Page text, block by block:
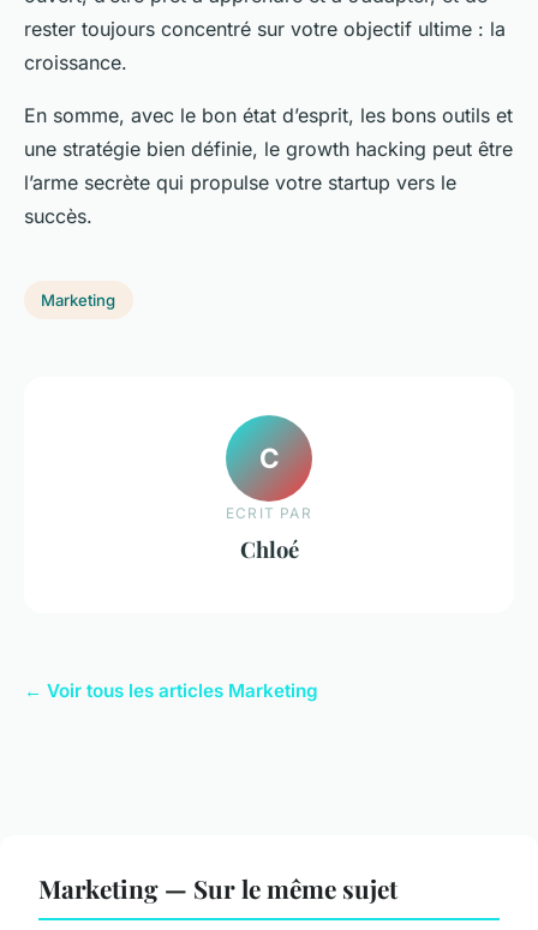
rester toujours concentré sur votre objectif ultime : la
croissance.
En somme, avec le bon état d’esprit, les bons outils et
une stratégie bien définie, le growth hacking peut être
l’arme secrète qui propulse votre startup vers le
succès.
Marketing
C
ECRIT PAR
Chloé
← Voir tous les articles Marketing
Marketing — Sur le même sujet